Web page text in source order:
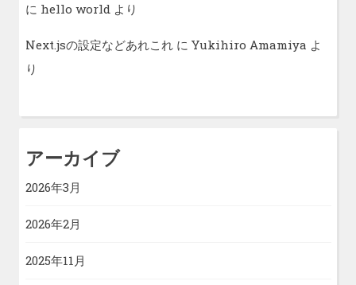
に hello worldより
Next.jsの設定などあれこれに Yukihiro Amamiya よ
り
アーカイブ
2026年3月
2026年2月
2025年11月